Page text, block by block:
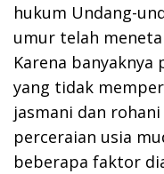
hukum Undang-
umur telah
Karena
yang tidak
jasmani dan
perceraian usia
beberapa faktor